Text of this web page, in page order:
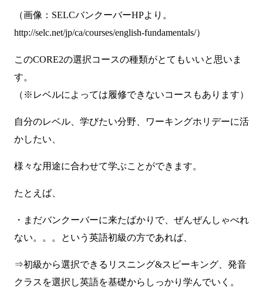
（画像：SELCバンクーバーHPより。
http://selc.net/jp/ca/courses/english-fundamentals/）
このCORE2の選択コースの種類がとてもいいと思いま
す。
（※レベルによっては履修できないコースもあります）
自分のレベル、学びたい分野、ワーキングホリデーに活
かしたい、
様々な用途に合わせて学ぶことができます。
たとえば、
・まだバンクーバーに来たばかりで、ぜんぜんしゃべれ
ない。。。という英語初級の方であれば、
⇒初級から選択できるリスニング&スピーキング、発音
クラスを選択し英語を基礎からしっかり学んでいく。